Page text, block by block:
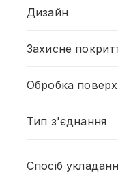
Дизайн
Захисне
Обробка
Тип з'єднання
Спосіб